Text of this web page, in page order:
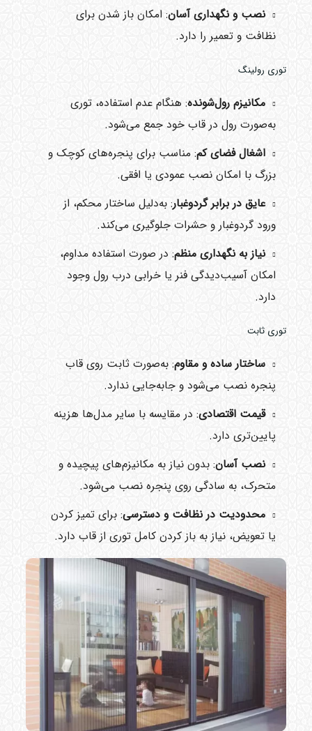
نصب و نگهداری آسان: امکان باز شدن برای
نظافت و تعمیر را دارد.
توری رولینگ
مکانیزم رول‌شونده: هنگام عدم استفاده، توری
به‌صورت رول در قاب خود جمع می‌شود.
اشغال فضای کم: مناسب برای پنجره‌های کوچک و
بزرگ با امکان نصب عمودی یا افقی.
عایق در برابر گردوغبار: به‌دلیل ساختار محکم، از
ورود گردوغبار و حشرات جلوگیری می‌کند.
نیاز به نگهداری منظم: در صورت استفاده مداوم،
امکان آسیب‌دیدگی فنر یا خرابی درب رول وجود
دارد.
توری ثابت
ساختار ساده و مقاوم: به‌صورت ثابت روی قاب
پنجره نصب می‌شود و جابه‌جایی ندارد.
قیمت اقتصادی: در مقایسه با سایر مدل‌ها هزینه
پایین‌تری دارد.
نصب آسان: بدون نیاز به مکانیزم‌های پیچیده و
متحرک، به سادگی روی پنجره نصب می‌شود.
محدودیت در نظافت و دسترسی: برای تمیز کردن
یا تعویض، نیاز به باز کردن کامل توری از قاب دارد.